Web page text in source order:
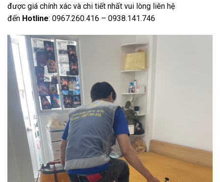
được giá chính xác và chi tiết nhất vui lòng liên hệ
đến Hotline: 0967.260.416 – 0938.141.746